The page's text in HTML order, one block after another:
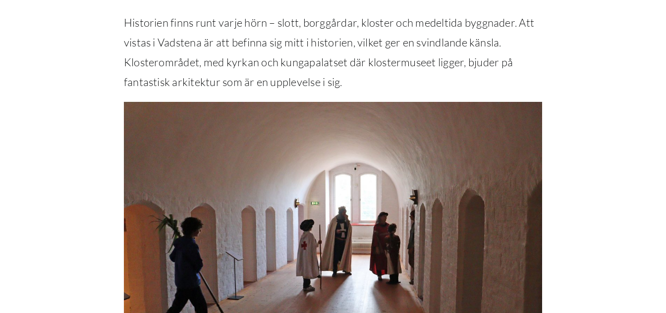
Historien finns runt varje hörn – slott, borggårdar, kloster och medeltida byggnader. Att
vistas i Vadstena är att befinna sig mitt i historien, vilket ger en svindlande känsla.
Klosterområdet, med kyrkan och kungapalatset där klostermuseet ligger, bjuder på
fantastisk arkitektur som är en upplevelse i sig.